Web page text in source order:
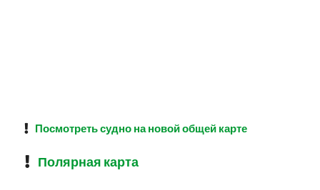
Посмотреть судно на новой общей карте
Полярная карта